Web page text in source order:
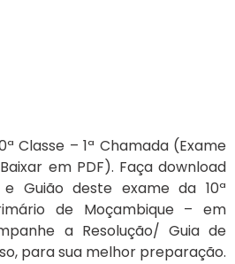
Classe – 1ª Chamada (Exame
em PDF). Faça download
Guião deste exame da 10ª
de Moçambique – em
a Resolução/ Guia de
para sua melhor preparação.